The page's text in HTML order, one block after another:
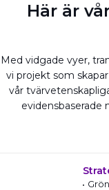
Här är
Med vidgade vyer,
vi projekt som
vår
evidensbaserade